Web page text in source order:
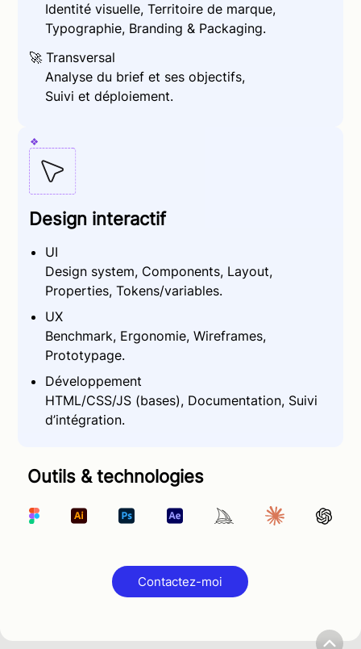
Identité visuelle, Territoire de marque,
Typographie, Branding & Packaging.
🚀Transversal
Analyse du brief et ses objectifs,
Suivi et déploiement.
Design interactif
UI
Design system, Components, Layout,
Properties, Tokens/variables.
UX
Benchmark, Ergonomie, Wireframes,
Prototypage.
Développement
HTML/CSS/JS (bases), Documentation, Suivi
d’intégration.
Outils & technologies
Contactez-moi